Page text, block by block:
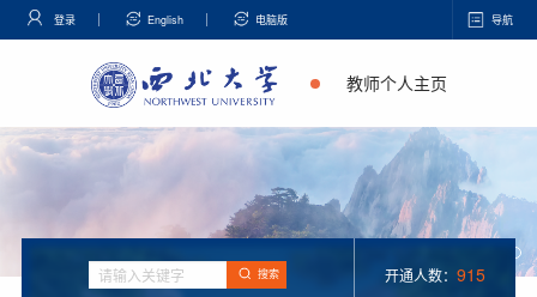
登录 English 电脑版 导航
教师个人主页
搜索 开通人数： 915